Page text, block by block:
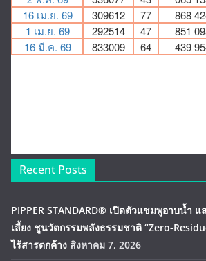
Recent Posts
PIPPER STANDARD® เปิดตัวแชมพูอาบน้ำ
เลี้ยง ชูนวัตกรรมพลังธรรมชาติ “Zero-
ไร้สารตกค้าง สิงหาคม 7, 2026